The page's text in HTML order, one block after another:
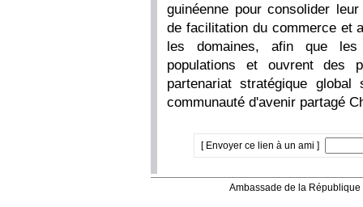
guinéenne pour consolider
de facilitation du commerce et
les domaines, afin que les
populations et ouvrent des
partenariat stratégique
communauté d'avenir partagé
[ Envoyer ce lien à un ami ]
Ambassade de la